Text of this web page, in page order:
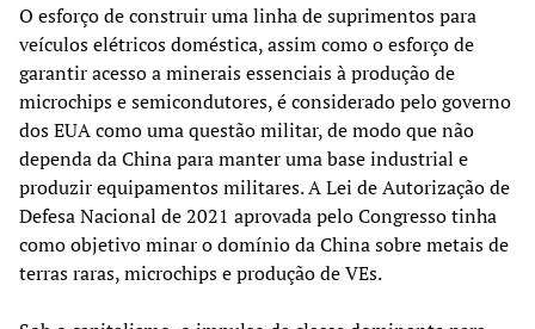
O esforço de construir uma linha de suprimentos para
veículos elétricos doméstica, assim como o esforço de
garantir acesso a minerais essenciais à produção de
microchips e semicondutores, é considerado pelo governo
dos EUA como uma questão militar, de modo que não
dependa da China para manter uma base industrial e
produzir equipamentos militares. A Lei de Autorização de
Defesa Nacional de 2021 aprovada pelo Congresso tinha
como objetivo minar o domínio da China sobre metais de
terras raras, microchips e produção de VEs.